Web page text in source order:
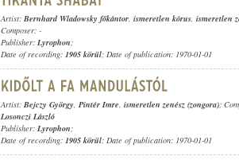
Artist: Bernhard Wladowsky főkántor, ismeretlen kórus, ismeretlen
Composer: -
Publisher: Lyrophon;
Date of recording: 1905 körül; Date of publication: 1970-01-01
Artist: Bejczy György, Pintér Imre, ismeretlen zenész (zongora);
Losonczi László
Publisher: Lyrophon;
Date of recording: 1905 körül; Date of publication: 1970-01-01